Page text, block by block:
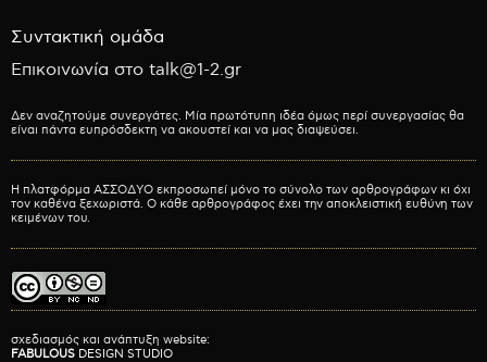
Συντακτική ομάδα
Επικοινωνία στο talk@1-2.gr
Δεν αναζητούμε συνεργάτες. Μία πρωτότυπη ιδέα όμως περί συνεργασίας θα
είναι πάντα ευπρόσδεκτη να ακουστεί και να μας διαψεύσει.
Η πλατφόρμα ΑΣΣΟΔΥΟ εκπροσωπεί μόνο το σύνολο των αρθρογράφων κι όχι
τον καθένα ξεχωριστά. Ο κάθε αρθρογράφος έχει την αποκλειστική ευθύνη των
κειμένων του.
σχεδιασμός και ανάπτυξη website:
FABULOUS DESIGN STUDIO